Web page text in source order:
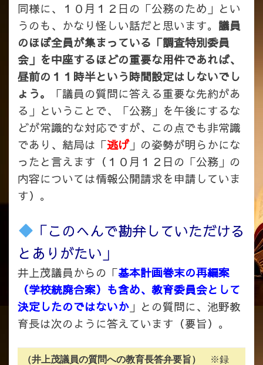
同様に、１０月１２日の「公務のため」とい
うのも、かなり怪しい話だと思います。 議員
のほぼ全員が集まっている「調査特別委員
会」を中座するほどの重要な用件であれば、
昼前の１１時半という時間設定はしないでし
ょう。
「議員の質問に答える重要な先約があ
る」ということで、「公務」を午後にするな
どが常識的な対応ですが、この点でも非常識
であり、結局は「逃げ」の姿勢が明らかにな
ったと言えます（１０月１２日の「公務」の
内容については情報公開請求を申請していま
す）。
「このへんで勘弁していただける
とありがたい」
井上茂議員からの「基本計画巻末の再編案
（学校統廃合案）も含め、教育委員会として
決定したのではないか 」との質問に、池野教
育長は次のように答えています（要旨）。
（井上茂議員の質問への教育長答弁要旨）
※録